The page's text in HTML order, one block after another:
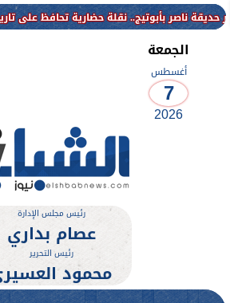
منسوبو فرع
الجمعة
أغسطس
7
2026
رئيس مجلس الإدارة
عصام بداري
رئيس التحرير
محمود